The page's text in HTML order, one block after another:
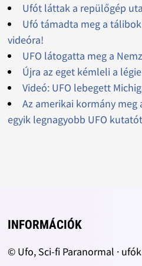
Ufót láttak a repülőgép
Ufó támadta meg a
videóra!
UFO látogatta meg a
Újra az eget kémleli a
Videó: UFO lebegett
Az amerikai kormány meg
egyik legnagyobb UFO kutatót
INFORMÁCIÓK
© Ufo, Sci-fi Paranormal · ufók